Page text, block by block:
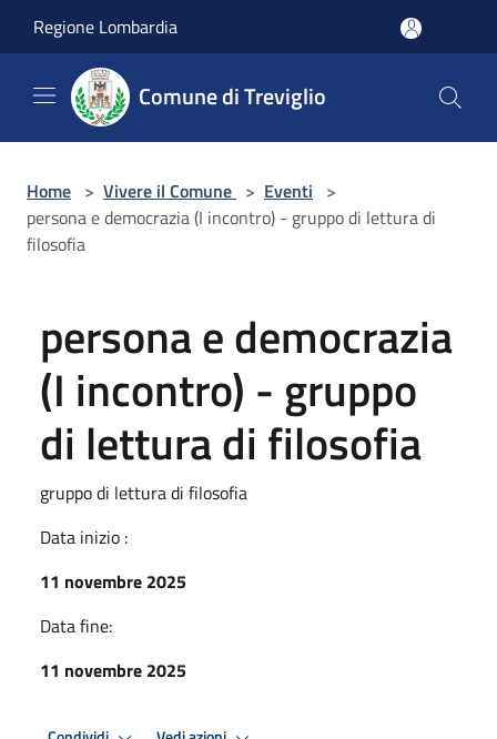
Regione Lombardia
Comune di Treviglio
Home > Vivere il Comune > Eventi >
persona e democrazia (I incontro) - gruppo di lettura di
filosofia
persona e democrazia
(I incontro) - gruppo
di lettura di filosofia
gruppo di lettura di filosofia
Data inizio :
11 novembre 2025
Data fine:
11 novembre 2025